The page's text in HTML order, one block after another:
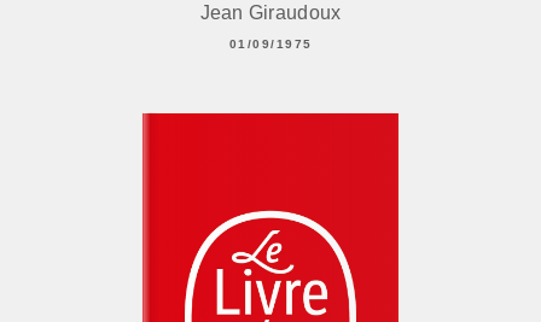
Jean Giraudoux
01/09/1975